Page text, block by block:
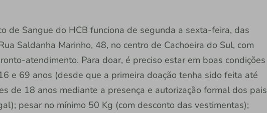
de Sangue do HCB funciona de segunda a sexta-feira, das
Saldanha Marinho, 48, no centro de Cachoeira do Sul, com
atendimento. Para doar, é preciso estar em boas condições
e 69 anos (desde que a primeira doação tenha sido feita até
de 18 anos mediante a presença e autorização formal dos pais
pesar no mínimo 50 Kg (com desconto das vestimentas);